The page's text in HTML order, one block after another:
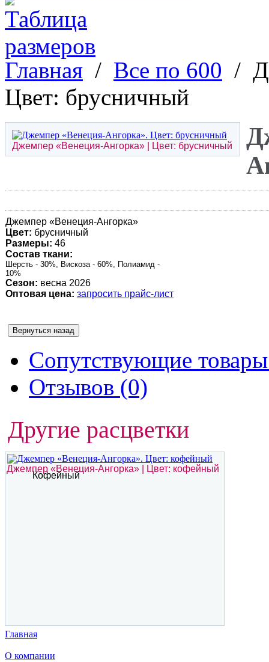
Главная / Все по 600 /
Цвет: брусничный
Джемпер «Венеция-Ангорка» | Цвет: брусничный
Джемпер «Венеция-Ангорка»
Цвет: брусничный
Размеры: 46
Состав ткани:
Шерсть - 30%, Вискоза - 60%, Полиамид -
10%
Сезон: весна 2026
Оптовая цена: запросить прайс-лист
Сопутствующие
Отзывов (0)
Другие расцветки
Джемпер «Венеция-Ангорка» | Цвет: кофейный
Кофейный
Главная
О компании